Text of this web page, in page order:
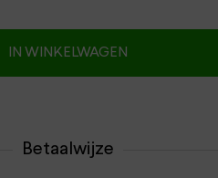
IN WINKELWAGEN
Betaalwijze